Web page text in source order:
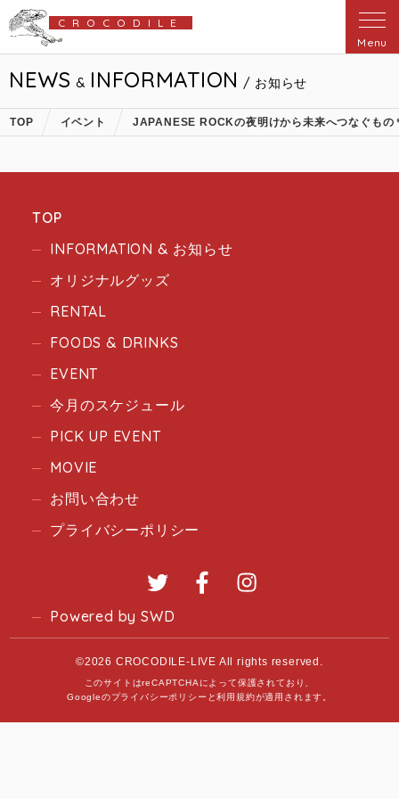
CROCODILE
Menu
NEWS & INFORMATION / お知らせ
TOP イベント JAPANESE ROCKの夜明けから未来へつなぐも
TOP
INFORMATION & お知らせ
オリジナルグッズ
RENTAL
FOODS & DRINKS
EVENT
今月のスケジュール
PICK UP EVENT
MOVIE
お問い合わせ
プライバシーポリシー
Twitter Facebook
Powered by SWD
©2026 CROCODILE-LIVE All rights reserved.
このサイトはreCAPTCHAによって保護されており、
Googleのプライバシーポリシー と利用規約が適用されます。